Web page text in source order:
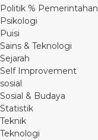
Politik % Pemerintahan
Psikologi
Puisi
Sains & Teknologi
Sejarah
Self Improvement
sosial
Sosial & Budaya
Statistik
Teknik
Teknologi